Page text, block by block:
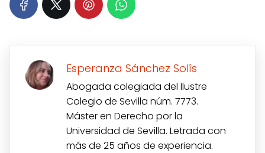
Esperanza Sánchez Solís
Abogada colegiada del Ilustre
Colegio de Sevilla núm. 7773.
Máster en Derecho por la
Universidad de Sevilla. Letrada con
más de 25 años de experiencia.